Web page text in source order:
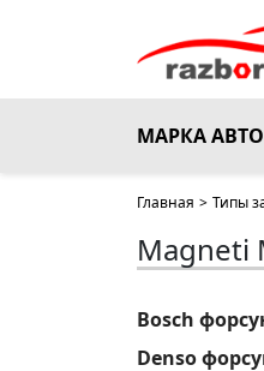
МАРКА
Главная > Типы
Magneti
Bosch
Denso